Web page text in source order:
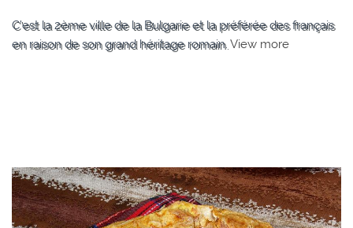
C’est la 2ème ville de la Bulgarie et la préférée des français
en raison de son grand héritage romain. View more